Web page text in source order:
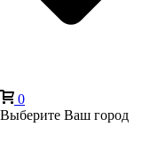
0
Выберите Ваш город